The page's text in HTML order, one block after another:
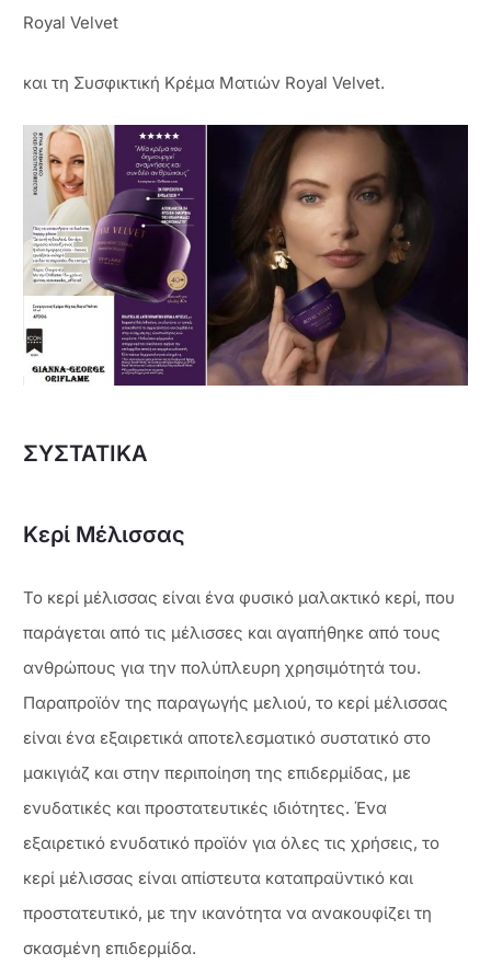
Royal Velvet
και τη Συσφικτική Κρέμα Ματιών Royal Velvet.
ΣΥΣΤΑΤΙΚΑ
Κερί Μέλισσας
Το κερί μέλισσας είναι ένα φυσικό μαλακτικό κερί, που
παράγεται από τις μέλισσες και αγαπήθηκε από τους
ανθρώπους για την πολύπλευρη χρησιμότητά του.
Παραπροϊόν της παραγωγής μελιού, το κερί μέλισσας
είναι ένα εξαιρετικά αποτελεσματικό συστατικό στο
μακιγιάζ και στην περιποίηση της επιδερμίδας, με
ενυδατικές και προστατευτικές ιδιότητες. Ένα
εξαιρετικό ενυδατικό προϊόν για όλες τις χρήσεις, το
κερί μέλισσας είναι απίστευτα καταπραϋντικό και
προστατευτικό, με την ικανότητα να ανακουφίζει τη
σκασμένη επιδερμίδα.